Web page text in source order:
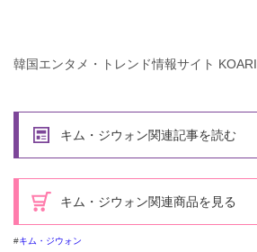
韓国エンタメ・トレンド情報サイト KOARI
キム・ジウォン関連記事を読む
キム・ジウォン関連商品を見る
キム・ジウォン